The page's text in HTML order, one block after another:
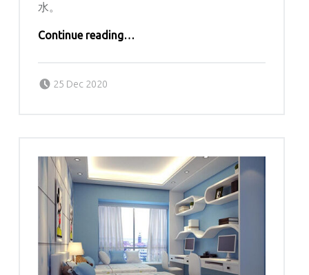
水。
Continue reading“辦公室桌椅怎麼擺？教你打造最佳辦公室風水”
…
25 Dec 2020